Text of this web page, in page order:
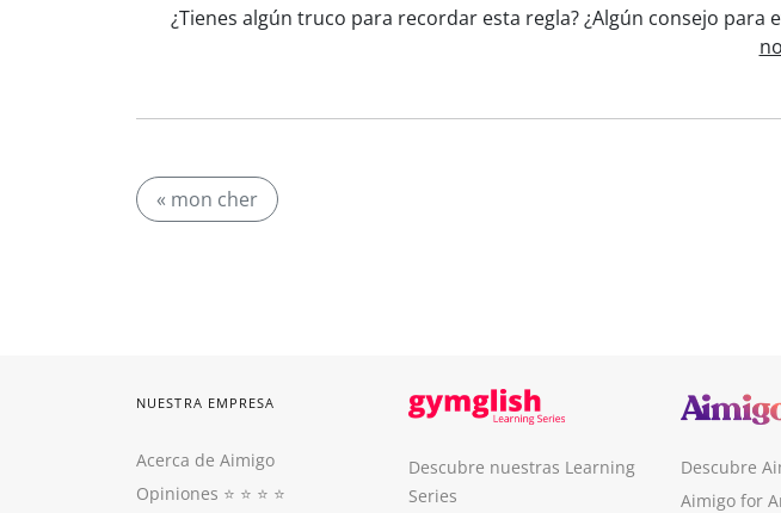
¿Tienes algún truco para recordar esta regla? ¿Algún consejo
« mon cher
NUESTRA EMPRESA
Acerca de Aimigo
Opiniones ⭐️ ⭐️ ⭐️ ⭐️
Descubre nuestras Learning
Series
Descubre
Aimigo for